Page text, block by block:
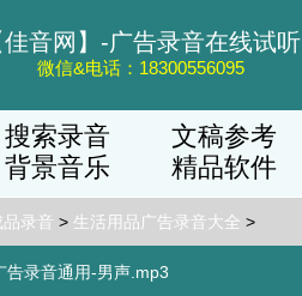
佳音网】-广告录音在线试听
微信&电话：18300556095
搜索录音 文稿参考
背景音乐 精品软件
品录音 > 生活用品广告录音大全 >
告录音通用-男声.mp3